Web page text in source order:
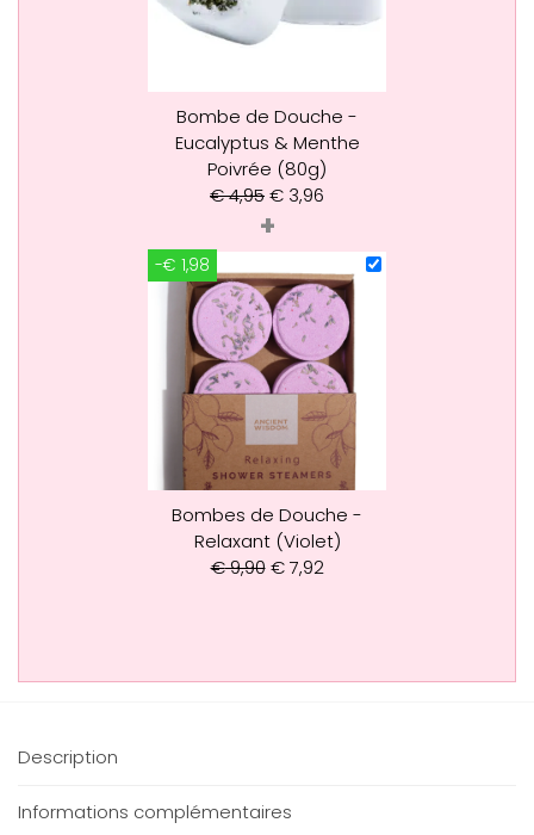
Bombe de Douche -
Eucalyptus & Menthe
Poivrée (80g)
€4,95€ 3,96
+
-€ 1,98
Bombes de Douche -
Relaxant (Violet)
€9,90 €7,92
Description
Informations complémentaires